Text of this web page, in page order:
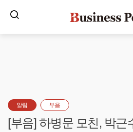
알림 부음
[부음] 하병문 모친, 박근